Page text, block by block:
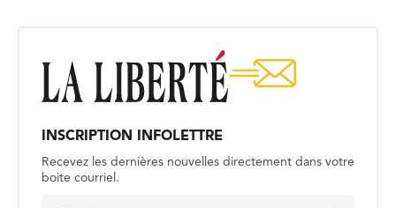
INSCRIPTION INFOLETTRE
Recevez les dernières nouvelles directement dans votre
boite courriel.